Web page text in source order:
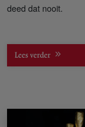
deed dat nooit.
Lees verder